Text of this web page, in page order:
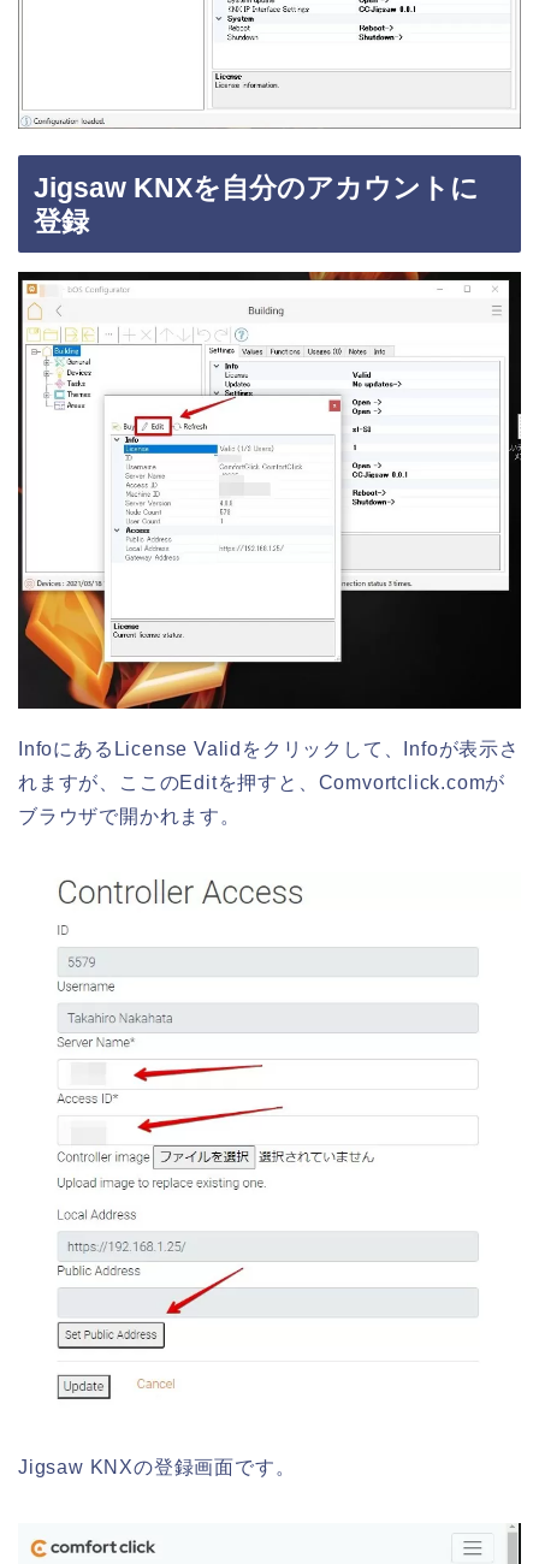
Jigsaw KNXを自分のアカウントに
登録
InfoにあるLicense Validをクリックして、Infoが表示さ
れますが、ここのEditを押すと、Comvortclick.comが
ブラウザで開かれます。
Jigsaw KNXの登録画面です。